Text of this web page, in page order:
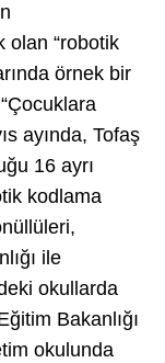
olan “robotik
örnek bir
ayında, Tofaş
16 ayrı
kodlama
ile
okullarda
Bakanlığı
okulunda